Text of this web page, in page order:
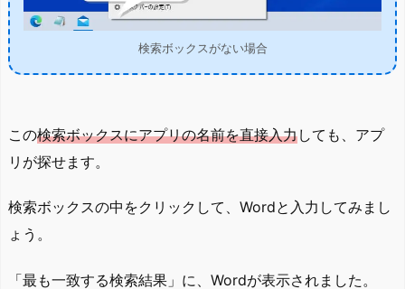
検索ボックスがない場合
この検索ボックスにアプリの名前を直接入力しても、アプ
リが探せます。
検索ボックスの中をクリックして、Wordと入力してみまし
ょう。
「最も一致する検索結果」に、Wordが表示されました。